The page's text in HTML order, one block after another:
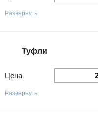
Развернуть
Туфли
Цена
Развернуть